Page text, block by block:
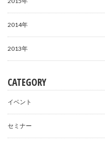
2014年
2013年
CATEGORY
イベント
セミナー